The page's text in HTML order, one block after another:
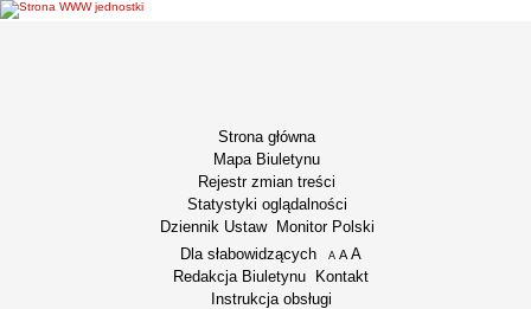
Strona główna
Mapa Biuletynu
Rejestr zmian treści
Statystyki oglądalności
Dziennik Ustaw
Monitor Polski
Menu dodatkowe
Dla słabowidzących A pomniejsz czcionkę
A standardowy rozmiar czcionki
A
Redakcja Biuletynu
Kontakt
Instrukcja obsługi